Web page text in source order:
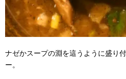
ナゼかスープの淵を這うように盛り
ー。